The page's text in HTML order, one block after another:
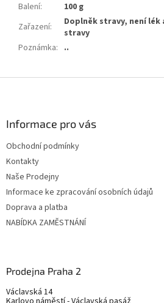
Balení:
100 g
Zařazení:
Doplněk stravy, není
stravy
Poznámka: ..
Informace pro vás
Obchodní podmínky
Kontakty
Naše Prodejny
Informace ke zpracování osobních údajů
Doprava a platba
NABÍDKA ZAMĚSTNÁNÍ
Prodejna Praha 2
Václavská 14